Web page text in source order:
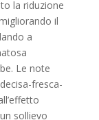
la riduzione
il
a
Le note
fresca-
sollievo